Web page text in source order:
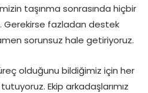
taşınma sonrasında hiçbir
Gerekirse fazladan destek
sorunsuz hale getiriyoruz.
olduğunu bildiğimiz için her
Ekip arkadaşlarımız